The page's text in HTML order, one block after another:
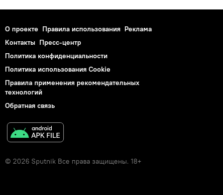
О проекте Правила использования Реклама
Контакты Пресс-центр
Политика конфиденциальности
Политика использования Cookie
Правила применения рекомендательных
технологий
Обратная связь
© 2026 Sputnik Все права защищены. 18+